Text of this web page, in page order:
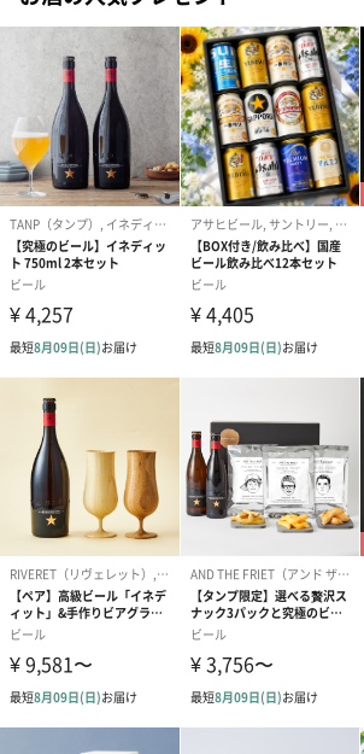
生産地
イギリス/スコットランド
タイプ
ブレンデッド・ウイスキー
注意事項
20歳未満の飲酒は法律で禁止さ
商品オプション情報
紙袋
あり（220円）
メッセージカード